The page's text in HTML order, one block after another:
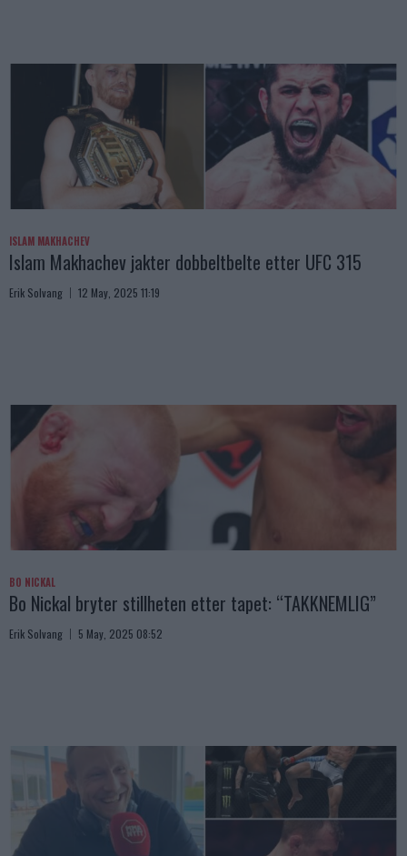
ISLAM MAKHACHEV
Islam Makhachev jakter dobbeltbelte etter UFC 315
Erik Solvang 12 May, 2025 11:19
BO NICKAL
Bo Nickal bryter stillheten etter tapet: “TAKKNEMLIG”
Erik Solvang 5 May, 2025 08:52